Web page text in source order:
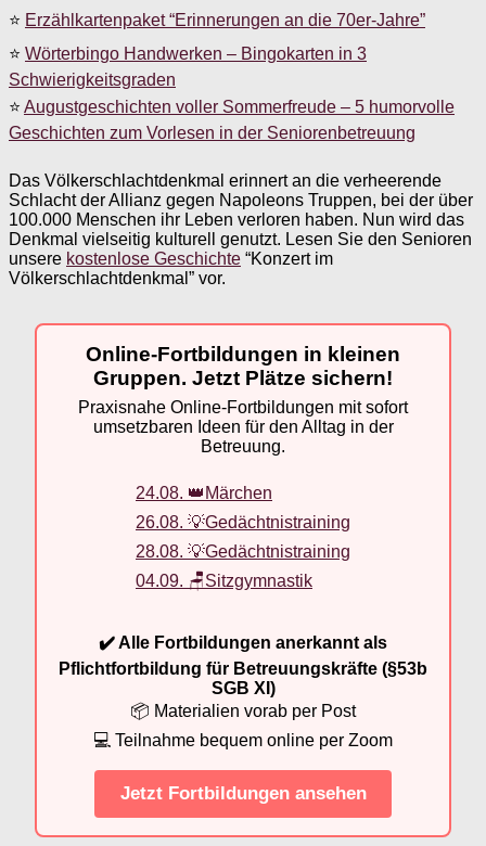
⭐ Erzählkartenpaket “Erinnerungen an die 70er-Jahre”
⭐ Wörterbingo Handwerken – Bingokarten in 3
Schwierigkeitsgraden
⭐ Augustgeschichten voller Sommerfreude – 5 humorvolle
Geschichten zum Vorlesen in der Seniorenbetreuung
Das Völkerschlachtdenkmal erinnert an die verheerende
Schlacht der Allianz gegen Napoleons Truppen, bei der über
100.000 Menschen ihr Leben verloren haben. Nun wird das
Denkmal vielseitig kulturell genutzt. Lesen Sie den Senioren
unsere kostenlose Geschichte “Konzert im
Völkerschlachtdenkmal” vor.
Online-Fortbildungen in kleinen
Gruppen. Jetzt Plätze sichern!
Praxisnahe Online-Fortbildungen mit sofort
umsetzbaren Ideen für den Alltag in der
Betreuung.
24.08. 👑Märchen
26.08. 💡Gedächtnistraining
28.08. 💡Gedächtnistraining
04.09. 🪑Sitzgymnastik
✔️ Alle Fortbildungen anerkannt als
Pflichtfortbildung für Betreuungskräfte (§53b
SGB XI)
📦 Materialien vorab per Post
💻 Teilnahme bequem online per Zoom
Jetzt Fortbildungen ansehen